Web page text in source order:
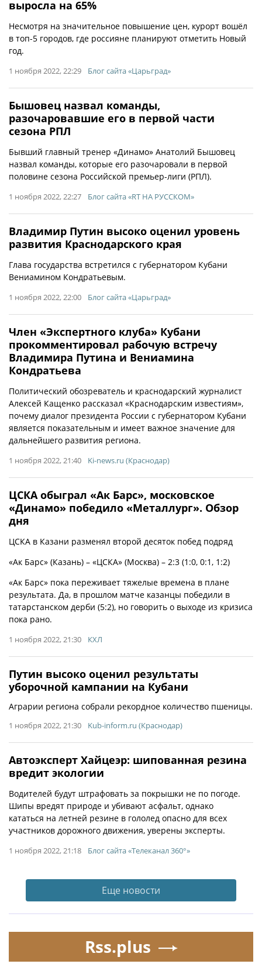
выросла на 65%
Несмотря на значительное повышение цен, курорт вошёл
в топ-5 городов, где россияне планируют отметить Новый
год.
1 ноября 2022, 22:29 Блог сайта «Царьград»
Бышовец назвал команды,
разочаровавшие его в первой части
сезона РПЛ
Бывший главный тренер «Динамо» Анатолий Бышовец
назвал команды, которые его разочаровали в первой
половине сезона Российской премьер-лиги (РПЛ).
1 ноября 2022, 22:27 Блог сайта «RT НА РУССКОМ»
Владимир Путин высоко оценил уровень
развития Краснодарского края
Глава государства встретился с губернатором Кубани
Вениамином Кондратьевым.
1 ноября 2022, 22:00 Блог сайта «Царьград»
Член «Экспертного клуба» Кубани
прокомментировал рабочую встречу
Владимира Путина и Вениамина
Кондратьева
Политический обозреватель и краснодарский журналист
Алексей Кащенко рассказал «Краснодарским известиям»,
почему диалог президента России с губернатором Кубани
является показательным и имеет важное значение для
дальнейшего развития региона.
1 ноября 2022, 21:40 Ki-news.ru (Краснодар)
ЦСКА обыграл «Ак Барс», московское
«Динамо» победило «Металлург». Обзор
дня
ЦСКА в Казани разменял второй десяток побед подряд
«Ак Барс» (Казань) – «ЦСКА» (Москва) – 2:3 (1:0, 0:1, 1:2)
«Ак Барс» пока переживает тяжелые времена в плане
результата. Да, в прошлом матче казанцы победили в
татарстанском дерби (5:2), но говорить о выходе из кризиса
пока рано.
1 ноября 2022, 21:30 КХЛ
Путин высоко оценил результаты
уборочной кампании на Кубани
Аграрии региона собрали рекордное количество пшеницы.
1 ноября 2022, 21:30 Kub-inform.ru (Краснодар)
Автоэксперт Хайцеэр: шипованная резина
вредит экологии
Водителей будут штрафовать за покрышки не по погоде.
Шипы вредят природе и убивают асфальт, однако
кататься на летней резине в гололед опасно для всех
участников дорожного движения, уверены эксперты.
1 ноября 2022, 21:18 Блог сайта «Телеканал 360°»
Еще новости
Rss.plus